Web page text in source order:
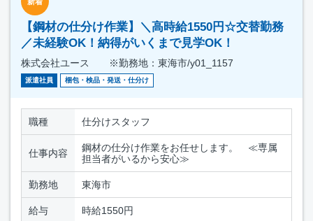
【鋼材の仕分け作業】＼高時給1550円☆交替勤務
／未経験OK！納得がいくまで見学OK！
株式会社ユース ※勤務地：東海市/y01_1157
派遣社員 梱包・検品・発送・仕分け
職種 仕分けスタッフ
仕事内容
鋼材の仕分け作業をお任せします。 ≪専属
担当者がいるから安心≫
勤務地 東海市
給与 時給1550円